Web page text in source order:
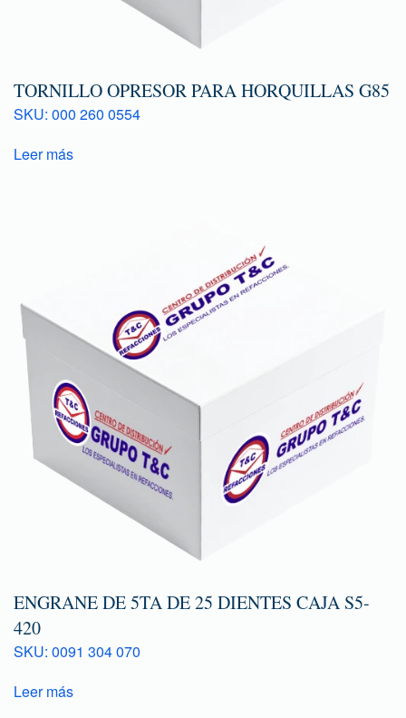
TORNILLO OPRESOR PARA HORQUILLAS G85
SKU: 000 260 0554
Leer más
ENGRANE DE 5TA DE 25 DIENTES CAJA S5-
420
SKU: 0091 304 070
Leer más